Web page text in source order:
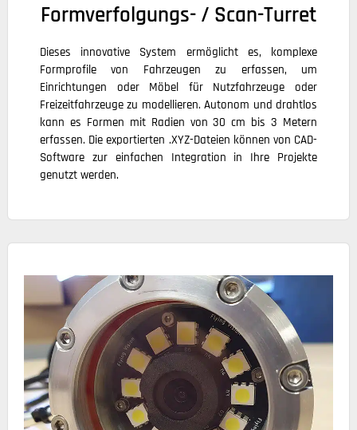
Formverfolgungs- / Scan-Turret
Dieses innovative System ermöglicht es, komplexe
Formprofile von Fahrzeugen zu erfassen, um
Einrichtungen oder Möbel für Nutzfahrzeuge oder
Freizeitfahrzeuge zu modellieren. Autonom und drahtlos
kann es Formen mit Radien von 30 cm bis 3 Metern
erfassen. Die exportierten .XYZ-Dateien können von CAD-
Software zur einfachen Integration in Ihre Projekte
genutzt werden.